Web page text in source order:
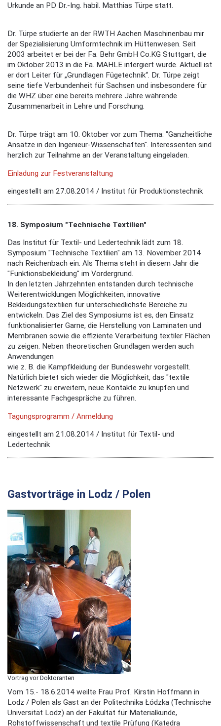
Urkunde an PD Dr.-Ing. habil. Matthias Türpe statt.
Dr. Türpe studierte an der RWTH Aachen Maschinenbau mir
der Spezialisierung Umformtechnik im Hüttenwesen. Seit
2003 arbeitet er bei der Fa. Behr GmbH Co.KG Stuttgart, die
im Oktober 2013 in die Fa. MAHLE intergiert wurde. Aktuell ist
er dort Leiter für „Grundlagen Fügetechnik“. Dr. Türpe zeigt
seine tiefe Verbundenheit für Sachsen und insbesondere für
die WHZ über eine bereits mehrere Jahre währende
Zusammenarbeit in Lehre und Forschung.
Dr. Türpe trägt am 10. Oktober vor zum Thema: "Ganzheitliche
Ansätze in den Ingenieur-Wissenschaften". Interessenten sind
herzlich zur Teilnahme an der Veranstaltung eingeladen.
Einladung zur Festveranstaltung
eingestellt am 27.08.2014 / Institut für Produktionstechnik
18. Symposium "Technische Textilien"
Das Institut für Textil- und Ledertechnik lädt zum 18.
Symposium "Technische Textilien" am 13. November 2014
nach Reichenbach ein. Als Thema steht in diesem Jahr die
"Funktionsbekleidung" im Vordergrund.
In den letzten Jahrzehnten entstanden durch technische
Weiterentwicklungen Möglichkeiten, innovative
Bekleidungstextilien für unterschiedlichste Bereiche zu
entwickeln. Das Ziel des Symposiums ist es, den Einsatz
funktionalisierter Garne, die Herstellung von Laminaten und
Membranen sowie die effiziente Verarbeitung textiler Flächen
zu zeigen. Neben theoretischen Grundlagen werden auch
Anwendungen
wie z. B. die Kampfkleidung der Bundeswehr vorgestellt.
Natürlich bietet sich wieder die Möglichkeit, das "textile
Netzwerk" zu erweitern, neue Kontakte zu knüpfen und
interessante Fachgespräche zu führen.
Tagungsprogramm / Anmeldung
eingestellt am 21.08.2014 / Institut für Textil- und
Ledertechnik
Gastvorträge in Lodz / Polen
Vortrag vor Doktoranten
Vom 15.- 18.6.2014 weilte Frau Prof. Kirstin Hoffmann in
Lodz / Polen als Gast an der Politechnika Łódzka (Technische
Universität Lodz) an der Fakultät für Materialkunde,
Rohstoffwissenschaft und textile Prüfung (Katedra